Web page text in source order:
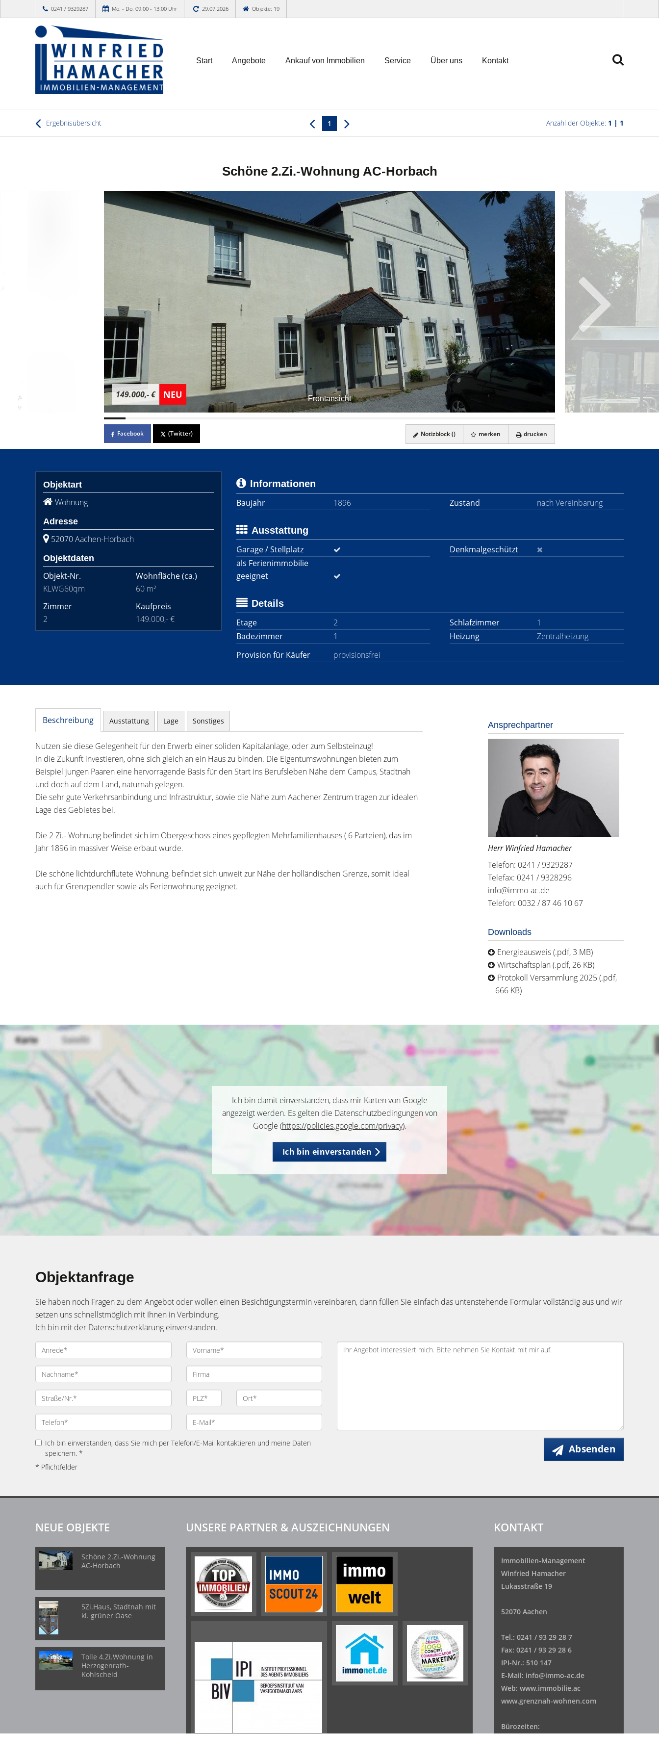
0241 / 9329287 Mo. - Do. 09.00 - 13.00 Uhr 29.07.2026 Objekte: 19
Start Angebote Ankauf von Immobilien Service Über uns Kontakt
Ergebnisübersicht 1 Anzahl der Objekte: 1 | 1
Schöne 2.Zi.-Wohnung AC-Horbach
Frontansicht
149.000,- € NEU
Facebook (Twitter) Notizblock () merken drucken
Objektart
Wohnung
Adresse
52070 Aachen-Horbach
Objektdaten
Objekt-Nr.
KLWG60qm
Wohnfläche(ca.)
60 m²
Zimmer
2
Kaufpreis
149.000,- €
Informationen
Baujahr
1896 Zustand nach Vereinbarung
Ausstattung
Garage / Stellplatz
Denkmalgeschützt
als Ferienimmobilie
geeignet
Details
Etage
2 Schlafzimmer
1
Badezimmer
1 Heizung
Zentralheizung
Provision für Käufer
provisionsfrei
Beschreibung Ausstattung Lage Sonstiges
Nutzen sie diese Gelegenheit für den Erwerb einer soliden Kapitalanlage, oder zum Selbsteinzug!
In die Zukunft investieren, ohne sich gleich an ein Haus zu binden. Die Eigentumswohnungen bieten zum
Beispiel jungen Paaren eine hervorragende Basis für den Start ins Berufsleben Nähe dem Campus, Stadtnah
und doch auf dem Land, naturnah gelegen.
Die sehr gute Verkehrsanbindung und Infrastruktur, sowie die Nähe zum Aachener Zentrum tragen zur idealen
Lage des Gebietes bei.
Die 2 Zi.- Wohnung befindet sich im Obergeschoss eines gepflegten Mehrfamilienhauses ( 6 Parteien), das im
Jahr 1896 in massiver Weise erbaut wurde.
Die schöne lichtdurchflutete Wohnung, befindet sich unweit zur Nähe der holländischen Grenze, somit ideal
auch für Grenzpendler sowie als Ferienwohnung geeignet.
Ansprechpartner
Herr Winfried Hamacher
Telefon: 0241 / 9329287
Telefax: 0241 / 9328296
info@immo-ac.de
Telefon: 0032 / 87 46 10 67
Downloads
Energieausweis (.pdf, 3 MB)
Wirtschaftsplan (.pdf, 26 KB)
Protokoll Versammlung 2025 (.pdf,
666 KB)
Ich bin damit einverstanden, dass mir Karten von Google
angezeigt werden. Es gelten die Datenschutzbedingungen von
Google (https://policies.google.com/privacy).
Ich bin einverstanden
Objektanfrage
Sie haben noch Fragen zu dem Angebot oder wollen einen Besichtigungstermin vereinbaren, dann füllen Sie einfach das untenstehende Formular vollständig aus und wir
setzen uns schnellstmöglich mit Ihnen in Verbindung.
Ich bin mit der Datenschutzerklärung einverstanden.
Ich bin einverstanden, dass Sie mich per Telefon/E-Mail kontaktieren und meine Daten
speichern. *
* Pflichtfelder
Absenden
NEUE OBJEKTE
Schöne 2.Zi.-Wohnung
AC-Horbach
5Zi.Haus, Stadtnah mit
kl. grüner Oase
Tolle 4.Zi.Wohnung in
Herzogenrath-
Kohlscheid
UNSERE PARTNER & AUSZEICHNUNGEN KONTAKT
Immobilien-Management
Winfried Hamacher
Lukasstraße 19
52070 Aachen
Tel.: 0241 / 93 29 28 7
Fax: 0241 / 93 29 28 6
IPI-Nr.: 510 147
E-Mail: info@immo-ac.de
Web: www.immobilie.ac
www.grenznah-wohnen.com
Bürozeiten: